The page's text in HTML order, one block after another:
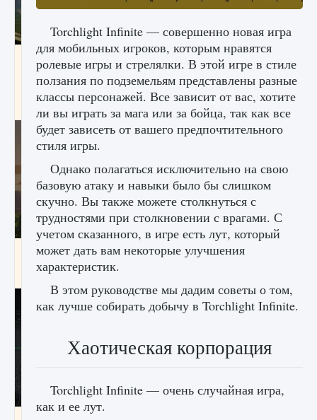
Как исправить ошибку Palworld «Идет
сохранение мира — Невозможно начать
сохранение данных мира»
9 августа 2024 2 511 0 0
Как заработать медали лиги Clash of Clans
9 августа 2024
Torchlight Infinite — совершенно новая игра
для мобильных игроков, которым нравятся
ролевые игры и стрелялки. В этой игре в стиле
ползания по подземельям представлены разные
классы персонажей. Все зависит от вас, хотите
ли вы играть за мага или за бойца, так как все
будет зависеть от вашего предпочтительного
стиля игры.
Однако полагаться исключительно на свою
базовую атаку и навыки было бы слишком
скучно. Вы также можете столкнуться с
трудностями при столкновении с врагами. С
учетом сказанного, в игре есть лут, который
может дать вам некоторые улучшения
характеристик.
В этом руководстве мы дадим советы о том,
как лучше собирать добычу в Torchlight Infinite.
Хаотическая корпорация
Torchlight Infinite — очень случайная игра,
как и ее лут.